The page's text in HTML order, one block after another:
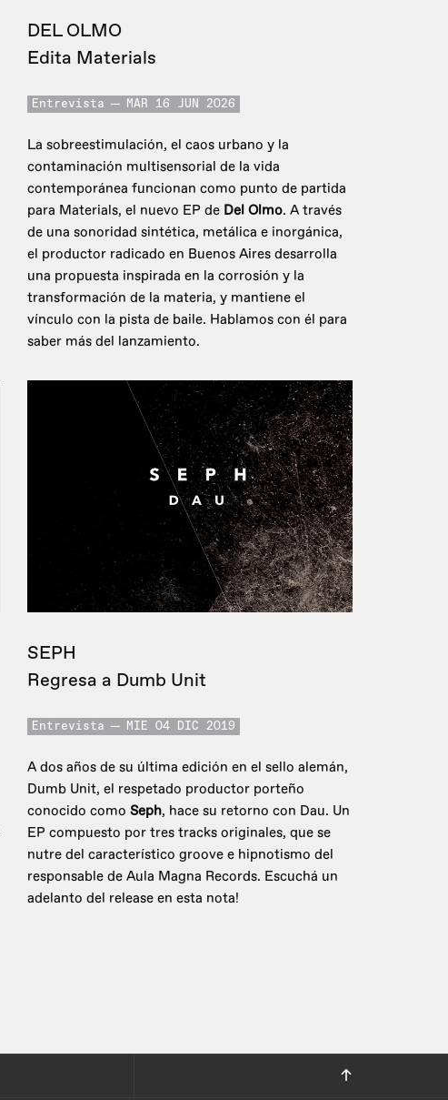
DEL OLMO
Edita Materials
Entrevista MAR 16 JUN 2026
La sobreestimulación, el caos urbano y la
contaminación multisensorial de la vida
contemporánea funcionan como punto de partida
para Materials, el nuevo EP de Del Olmo. A través
de una sonoridad sintética, metálica e inorgánica,
el productor radicado en Buenos Aires desarrolla
una propuesta inspirada en la corrosión y la
transformación de la materia, y mantiene el
vínculo con la pista de baile. Hablamos con él para
saber más del lanzamiento.
SEPH
Regresa a Dumb Unit
Entrevista MIE 04 DIC 2019
A dos años de su última edición en el sello alemán,
Dumb Unit, el respetado productor porteño
conocido como Seph, hace su retorno con Dau. Un
EP compuesto por tres tracks originales, que se
nutre del característico groove e hipnotismo del
responsable de Aula Magna Records. Escuchá un
adelanto del release en esta nota!